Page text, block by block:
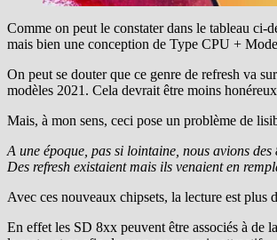
Comme on peut le constater dans le tableau ci-
mais bien une conception de Type CPU +
On peut se douter que ce genre de refresh va
modèles 2021. Cela devrait être moins
Mais, à mon sens, ceci pose un problème de
A une époque, pas si lointaine, nous avions
Des refresh existaient mais ils venaient en
Avec ces nouveaux chipsets, la lecture est
En effet les SD 8xx peuvent être associés à de